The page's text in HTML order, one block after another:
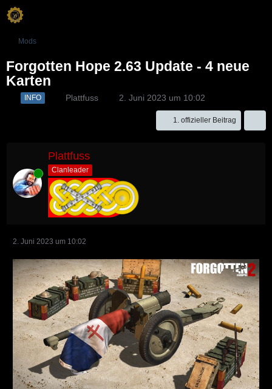
Mods
Forgotten Hope 2.63 Update - 4 neue
Karten
INFO Plattfuss 2. Juni 2023 um 10:02
1. offizieller Beitrag
Online
Plattfuss
Clanleader
2. Juni 2023 um 10:02